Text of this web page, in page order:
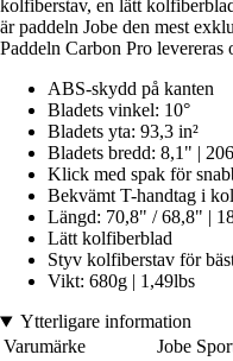
kolfiberstav, en lätt
är paddeln Jobe den mest
Paddeln Carbon Pro levereras
ABS-skydd på kanten
Bladets vinkel: 10°
Bladets yta: 93,3 in²
Bladets bredd: 8,1" |
Klick med spak för
Bekvämt T-handtag i
Längd: 70,8" / 68,8" |
Lätt kolfiberblad
Styv kolfiberstav för
Vikt: 680g | 1,49lbs
Ytterligare information
Varumärke
Jobe